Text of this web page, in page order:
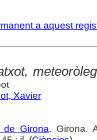
a aquest
Xavier
de Girona. Girona.